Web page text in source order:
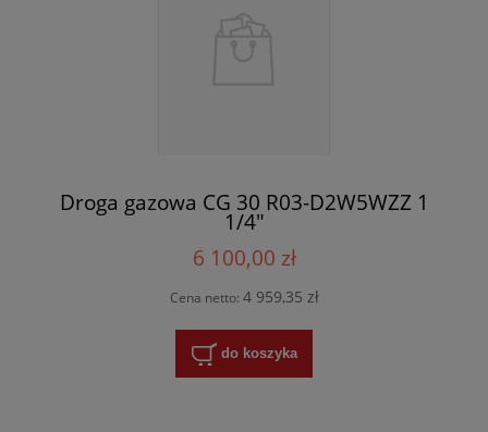
Droga gazowa CG 30 R03-D2W5WZZ 1
1/4"
6 100,00 zł
Cena netto: 4 959,35 zł
do koszyka